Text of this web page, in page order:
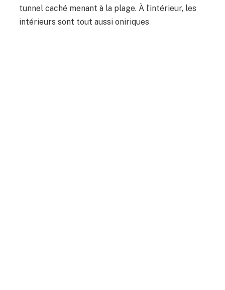
tunnel caché menant à la plage. À l’intérieur, les
intérieurs sont tout aussi oniriques